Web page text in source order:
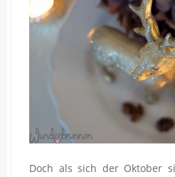
Doch als sich der Oktober